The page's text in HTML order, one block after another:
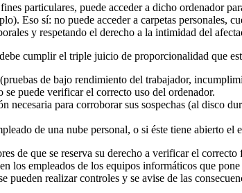
particulares, puede acceder a dicho ordenador
Eso sí: no puede acceder a carpetas personales,
y respetando el derecho a la intimidad del
cumplir el triple juicio de proporcionalidad que
de bajo rendimiento del trabajador,
puede verificar el correcto uso del ordenador.
necesaria para corroborar sus sospechas (al disco
de una nube personal, o si éste tiene abierto
de que se reserva su derecho a verificar el
empleados de los equipos informáticos que
pueden realizar controles y se avise de las